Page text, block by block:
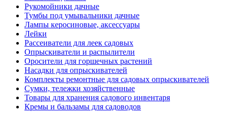
Рукомойники дачные
Тумбы под умывальники дачные
Лампы керосиновые, аксессуары
Лейки
Рассеиватели для леек садовых
Опрыскиватели и распылители
Оросители для горшечных растений
Насадки для опрыскивателей
Комплекты ремонтные для садовых опрыскивателей
Сумки, тележки хозяйственные
Товары для хранения садового инвентаря
Кремы и бальзамы для садоводов